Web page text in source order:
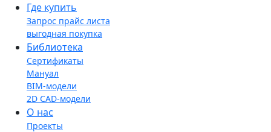
Где купить
Запрос прайс листа
выгодная покупка
Библиотека
Сертификаты
Мануал
BIM-модели
2D CAD-модели
О нас
Проекты